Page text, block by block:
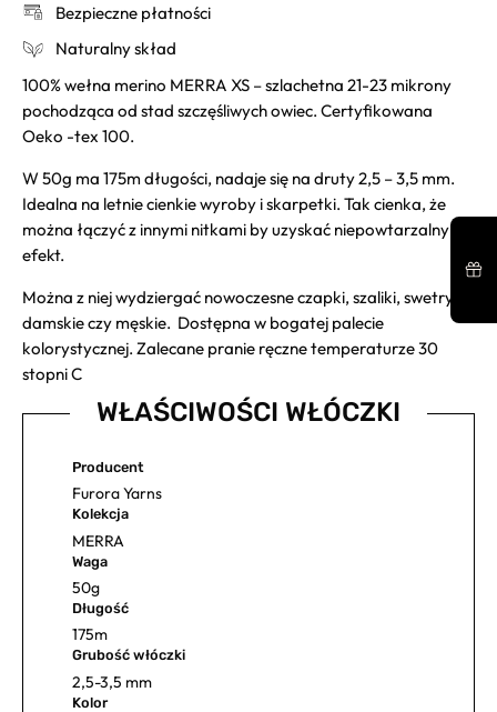
Bezpieczne płatności
Naturalny skład
100% wełna merino MERRA XS – szlachetna 21-23 mikrony
pochodząca od stad szczęśliwych owiec. Certyfikowana
Oeko -tex 100.
W 50g ma 175m długości, nadaje się na druty 2,5 – 3,5 mm.
Idealna na letnie cienkie wyroby i skarpetki. Tak cienka, że
można łączyć z innymi nitkami by uzyskać niepowtarzalny
efekt.
Można z niej wydziergać nowoczesne czapki, szaliki, swetry
damskie czy męskie. Dostępna w bogatej palecie
kolorystycznej. Zalecane pranie ręczne temperaturze 30
stopni C
WŁAŚCIWOŚCI WŁÓCZKI
Producent
Furora Yarns
Kolekcja
MERRA
Waga
50g
Długość
175m
Grubość włóczki
2,5-3,5 mm
Kolor